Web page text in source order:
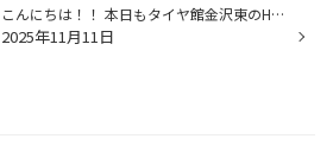
こんにちは！！ 本日もタイヤ館金沢東のHPをご覧いただきありがとうございます！！(*´ω｀*) 今回は『冬の大商談会』のときにご購入いただいたお客様のご紹介になります！ 【トヨタ 70ランクル】のホイール交換になります！(/ω＼) 今回取付けした商品は『ウェッズ』”ジムライン タイプ2” 以前にもご...
2025年11月11日